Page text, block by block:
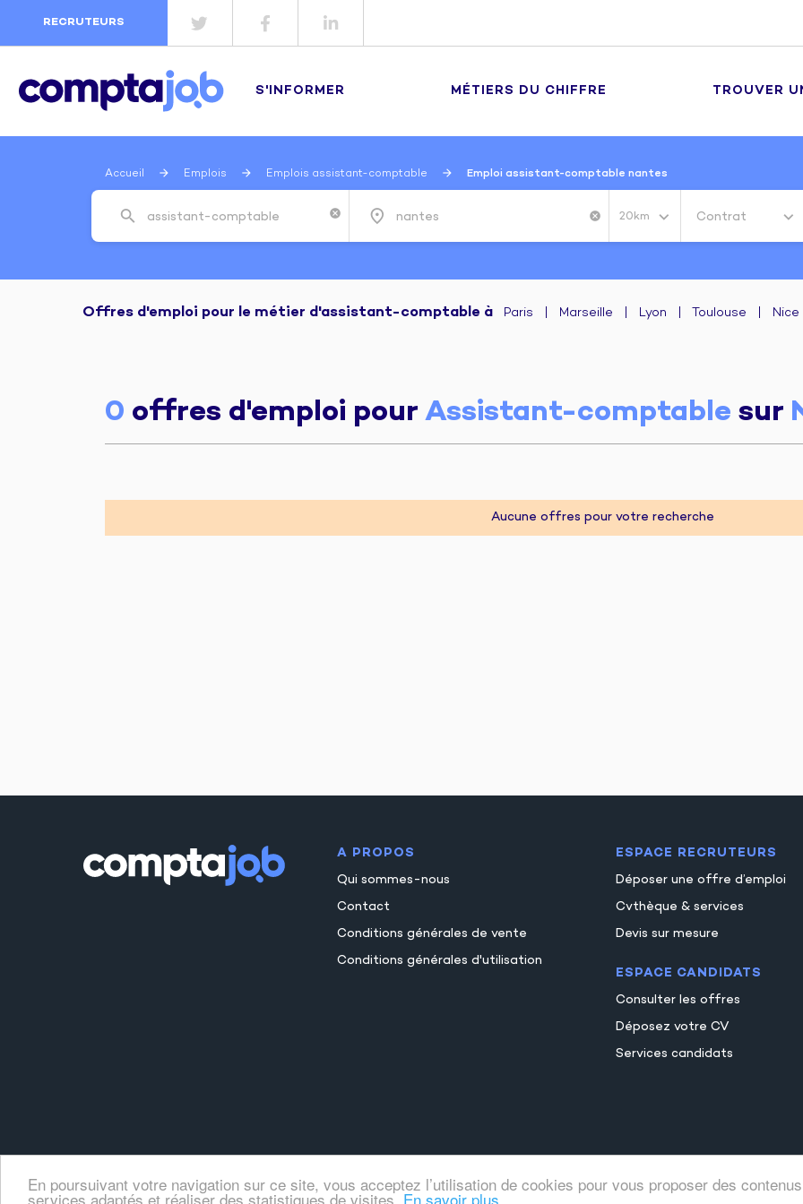
En poursuivant votre navigation sur ce site, vous acceptez l’utilisation de cookies pour vous proposer des
services adaptés et réaliser des statistiques de visites. En savoir plus.
RECRUTEURS
S'INFORMER MÉTIERS DU CHIFFRE TROUVER
Accueil Emplois Emplois assistant-comptable Emploi assistant-comptable nantes
Recherche de poste
search cancel place cancel 20km Contrat
Offres d'emploi pour le métier d'assistant-comptable à Paris Marseille Lyon Toulouse Nice
0 offres d'emploi pour Assistant-comptable sur
Aucune offres pour votre recherche
A PROPOS
Qui sommes-nous
Contact
Conditions générales de vente
Conditions générales d'utilisation
ESPACE RECRUTEURS
Déposer une offre d’emploi
Cvthèque & services
Devis sur mesure
ESPACE CANDIDATS
Consulter les offres
Déposez votre CV
Services candidats